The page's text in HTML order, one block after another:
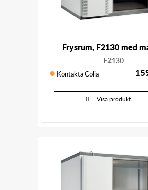
Frysrum, F2130 med
F2130
Kontakta Colia
Visa produkt